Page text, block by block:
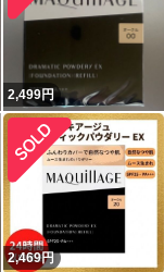
2,499円
2,469円